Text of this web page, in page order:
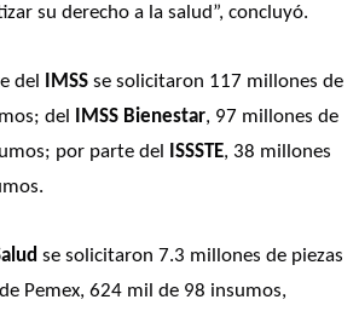
su derecho a la salud”, concluyó.
del IMSS se solicitaron 117 millones de
del
IMSS Bienestar, 97 millones de
por parte del
ISSSTE, 38 millones
se solicitaron 7.3 millones de piezas
Pemex, 624 mil de 98 insumos,